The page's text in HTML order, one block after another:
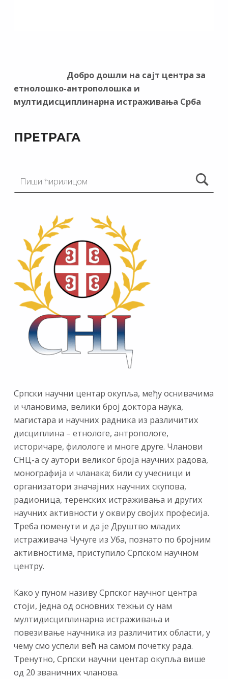
Добро дошли на сајт центра за
етнолошко-антрополошка и
мултидисциплинарна истраживања Срба
ПРЕТРАГА
Српски научни центар окупља, међу оснивачима
и члановима, велики број доктора наука,
магистара и научних радника из различитих
дисциплина – етнологе, антропологе,
историчаре, филологе и многе друге. Чланови
СНЦ-а су аутори великог броја научних радова,
монографија и чланака; били су учесници и
организатори значајних научних скупова,
радионица, теренских истраживања и других
научних активности у оквиру својих професија.
Треба поменути и да је Друштво младих
истраживача Чучуге из Уба, познато по бројним
активностима, приступило Српском научном
центру.
Како у пуном називу Српског научног центра
стоји, једна од основних тежњи су нам
мултидисциплинарна истраживања и
повезивање научника из различитих области, у
чему смо успели већ на самом почетку рада.
Тренутно, Српски научни центар окупља више
од 20 званичних чланова.